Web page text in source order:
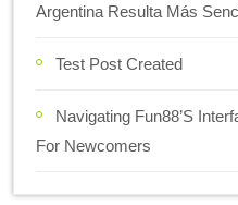
Argentina Resulta Más
Test Post Created
Navigating Fun88’s
For Newcomers